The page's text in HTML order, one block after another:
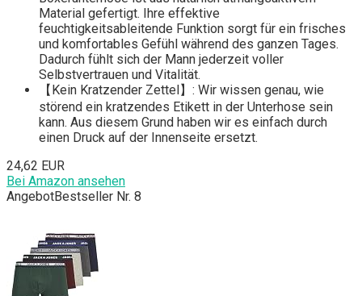
Material gefertigt. Ihre effektive
feuchtigkeitsableitende Funktion sorgt für ein frisches
und komfortables Gefühl während des ganzen Tages.
Dadurch fühlt sich der Mann jederzeit voller
Selbstvertrauen und Vitalität.
【Kein Kratzender Zettel】: Wir wissen genau, wie
störend ein kratzendes Etikett in der Unterhose sein
kann. Aus diesem Grund haben wir es einfach durch
einen Druck auf der Innenseite ersetzt.
24,62 EUR
Bei Amazon ansehen
AngebotBestseller Nr. 8